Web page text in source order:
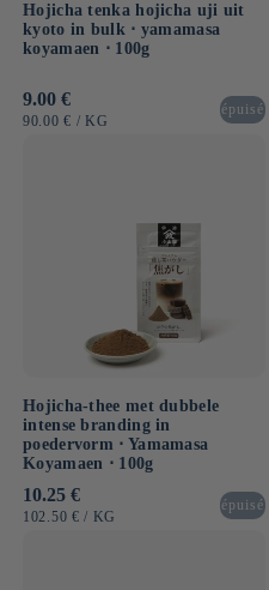
Hojicha tenka hojicha uji uit
kyoto in bulk ⋅ yamamasa
koyamaen ⋅ 100g
Normale
prijs
9.00 €
EENHEIDSPRIJS
90.00 € / PER
KG
épuisé
Hojicha-thee met dubbele
intense branding in
poedervorm ⋅ Yamamasa
Koyamaen ⋅ 100g
Normale
prijs
10.25 €
EENHEIDSPRIJS
102.50 € / PER
KG
épuisé